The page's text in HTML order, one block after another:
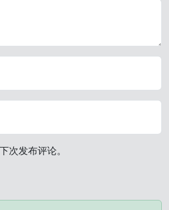
次发布评论。